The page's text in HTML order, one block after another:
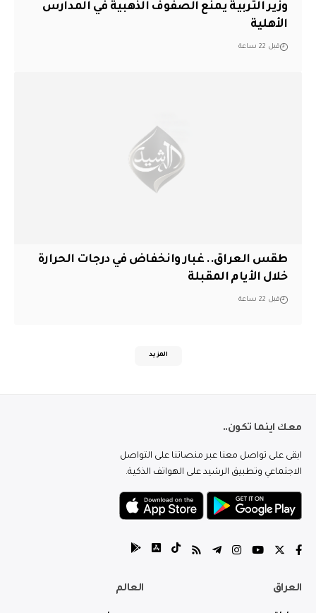
وزير التربية يمنع الصفوف الذهبية في المدارس
الأهلية
قبل 22 ساعة
طقس العراق.. غبار وانخفاض في درجات الحرارة
خلال الأيام المقبلة
قبل 22 ساعة
المزيد
معك اينما تكون..
ابقى على تواصل معنا عبر منصاتنا على التواصل
الاجتماعي وتطبيق الرشيد على الهواتف الذكية.
العراق العالم